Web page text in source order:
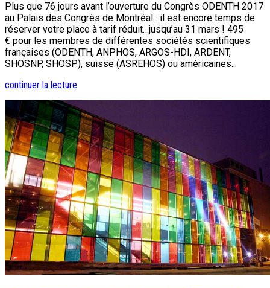
Plus que 76 jours avant l’ouverture du Congrès ODENTH 2017
au Palais des Congrès de Montréal : il est encore temps de
réserver votre place à tarif réduit…jusqu’au 31 mars ! 495
€ pour les membres de différentes sociétés scientifiques
françaises (ODENTH, ANPHOS, ARGOS-HDI, ARDENT,
SHOSNP, SHOSP), suisse (ASREHOS) ou américaines...
continuer la lecture